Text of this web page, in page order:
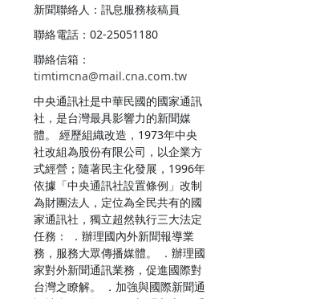
新聞聯絡人：訊息服務核稿員
聯絡電話：02-25051180
聯絡信箱：
timtimcna@mail.cna.com.tw
中央通訊社是中華民國的國家通訊
社，是台灣最具影響力的新聞媒
體。 經歷組織改造，1973年中央
社改組為股份有限公司，以企業方
式經營；隨著民主化發展，1996年
依據「中央通訊社設置條例」改制
為財團法人，定位為全民共有的國
家通訊社，獨立超然執行三大法定
任務： ．辦理國內外新聞報導業
務，服務大眾傳播媒體。 ．辦理國
家對外新聞通訊業務，促進國際對
台灣之瞭解。 ．加強與國際新聞通